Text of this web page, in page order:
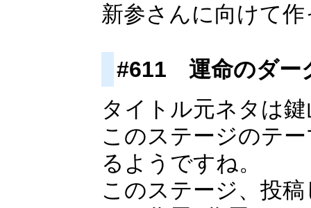
新参さんに向けて
#611 運命のダー
タイトル元ネタは
このステージのテ
るようですね。
このステージ、投